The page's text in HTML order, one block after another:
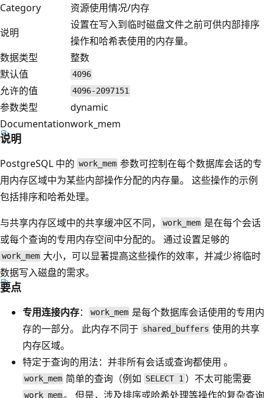
Category
资源使用情况/内存
说明
设置在写入到临时磁盘文件之前可供内部排序
操作和哈希表使用的内存量。
数据类型
整数
默认值
4096
允许的值 4096-2097151
参数类型
dynamic
Documentationwork_mem
说明
PostgreSQL 中的 work_mem 参数可控制在每个数据库会话的专
用内存区域中为某些内部操作分配的内存量。 这些操作的示例
包括排序和哈希处理。
与共享内存区域中的共享缓冲区不同，
work_mem 是在每个会话
或每个查询的专用内存空间中分配的。 通过设置足够的
work_mem 大小，可以显著提高这些操作的效率，并减少将临时
数据写入磁盘的需求。
要点
专用连接内存： work_mem 是每个数据库会话使用的专用内
存的一部分。 此内存不同于 shared_buffers 使用的共享
内存区域。
特定于查询的用法：并非所有会话或查询都使用 。
work_mem 简单的查询（例如 SELECT 1 ）不太可能需要
work_mem。 但是，涉及排序或哈希处理等操作的复杂查询